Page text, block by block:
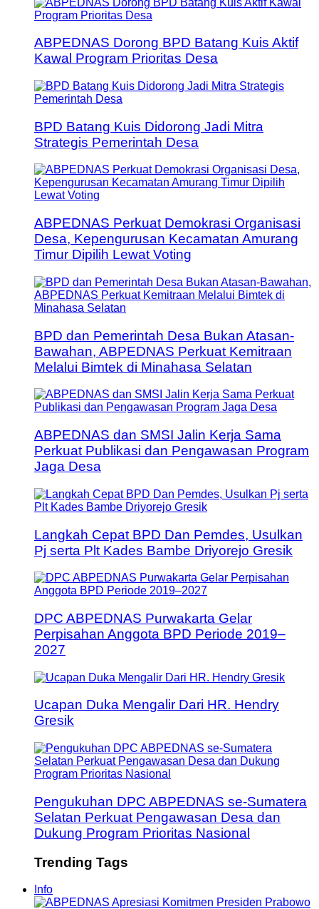
ABPEDNAS Dorong BPD Batang Kuis Aktif
Kawal Program Prioritas Desa
BPD Batang Kuis Didorong Jadi Mitra
Strategis Pemerintah Desa
ABPEDNAS Perkuat Demokrasi Organisasi
Desa, Kepengurusan Kecamatan Amurang
Timur Dipilih Lewat Voting
BPD dan Pemerintah Desa Bukan Atasan-
Bawahan, ABPEDNAS Perkuat Kemitraan
Melalui Bimtek di Minahasa Selatan
ABPEDNAS dan SMSI Jalin Kerja Sama
Perkuat Publikasi dan Pengawasan Program
Jaga Desa
Langkah Cepat BPD Dan Pemdes, Usulkan
Pj serta Plt Kades Bambe Driyorejo Gresik
DPC ABPEDNAS Purwakarta Gelar
Perpisahan Anggota BPD Periode 2019–
2027
Ucapan Duka Mengalir Dari HR. Hendry
Gresik
Pengukuhan DPC ABPEDNAS se-Sumatera
Selatan Perkuat Pengawasan Desa dan
Dukung Program Prioritas Nasional
Trending Tags
Info